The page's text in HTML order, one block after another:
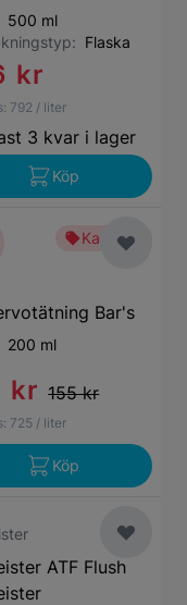
500 ml
Flaska
kr
792 / liter
3 kvar i lager
Köp
Kampanj
Bar's
200 ml
kr 155 kr
725 / liter
Köp
ATF Flush